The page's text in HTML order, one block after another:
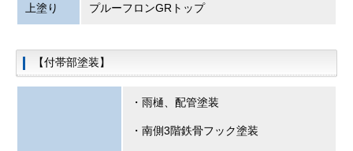
上塗り プルーフロンGRトップ
【付帯部塗装】
・雨樋、配管塗装
・南側3階鉄骨フック塗装